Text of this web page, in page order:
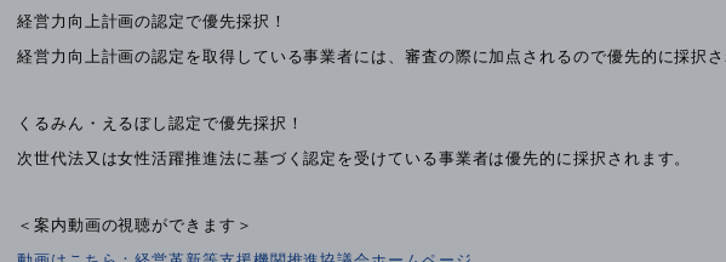
経営力向上計画の認定で優先採択！
経営力向上計画の認定を取得している事業者には、審査の際に加点されるので優先的に採択さ
くるみん・えるぼし認定で優先採択！
次世代法又は女性活躍推進法に基づく認定を受けている事業者は優先的に採択されます。
＜案内動画の視聴ができます＞